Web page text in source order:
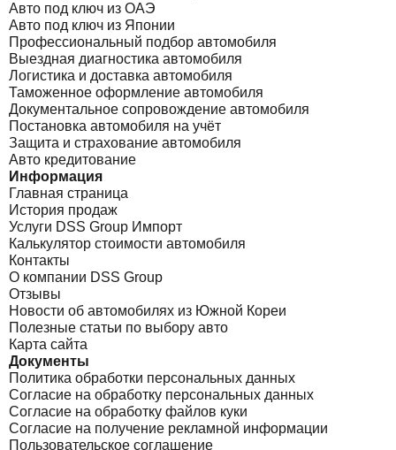
Авто под ключ из ОАЭ
Авто под ключ из Японии
Профессиональный подбор автомобиля
Выездная диагностика автомобиля
Логистика и доставка автомобиля
Таможенное оформление автомобиля
Документальное сопровождение автомобиля
Постановка автомобиля на учёт
Защита и страхование автомобиля
Авто кредитование
Информация
Главная страница
История продаж
Услуги DSS Group Импорт
Калькулятор стоимости автомобиля
Контакты
О компании DSS Group
Отзывы
Новости об автомобилях из Южной Кореи
Полезные статьи по выбору авто
Карта сайта
Документы
Политика обработки персональных данных
Согласие на обработку персональных данных
Согласие на обработку файлов куки
Согласие на получение рекламной информации
Пользовательское соглашение